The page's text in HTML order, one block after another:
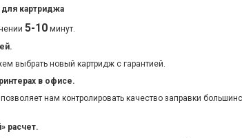
для картриджа
5-10 минут.
выбрать новый картридж с гарантией.
в офисе.
нам контролировать качество заправки
расчет.